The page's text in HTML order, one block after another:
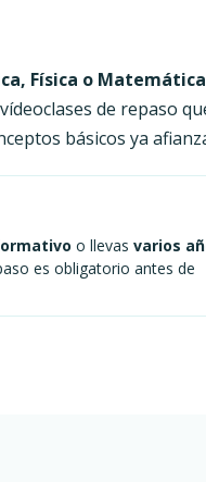
Física o
de repaso
básicos ya
o llevas varios
es obligatorio antes de